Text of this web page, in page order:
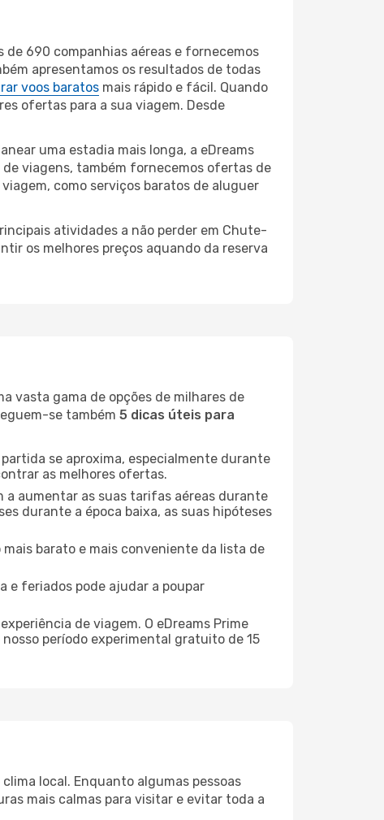
de 690 companhias aéreas e fornecemos
apresentamos os resultados de todas
voos baratos mais rápido e fácil. Quando
ofertas para a sua viagem. Desde
uma estadia mais longa, a eDreams
de viagens, também fornecemos ofertas de
como serviços baratos de aluguer
atividades a não perder em Chute-
os melhores preços aquando da reserva
vasta gama de opções de milhares de
se também 5 dicas úteis para
se aproxima, especialmente durante
as melhores ofertas.
a aumentar as suas tarifas aéreas durante
durante a época baixa, as suas hipóteses
barato e mais conveniente da lista de
e feriados pode ajudar a poupar
de viagem. O eDreams Prime
período experimental gratuito de 15
local. Enquanto algumas pessoas
mais calmas para visitar e evitar toda a